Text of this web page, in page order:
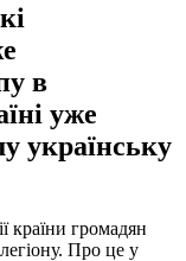
в
уже
українську
країни громадян
Про це у